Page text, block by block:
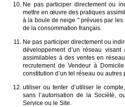
Ne pas participer directement ou
mettre en œuvre des pratiques
à la boule de neige " prévues par
de la consommation français.
Ne pas participer directement ou
développement d’un réseau
assimilables à des ventes en
recrutement de Vendeur à
constitution d’un tel réseau ou autres
utiliser ou tenter d’utiliser le
sans l’autorisation de la Société,
Service ou le Site.